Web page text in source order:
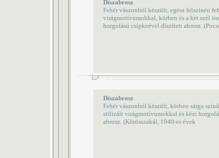
Díszabrosz
Fehér vászonból készült, egész felszínén
virágmotívumokkal, körben és a két szél
horgolású csipkeével díszített abrosz.
Díszabrosz
Fehér vászonból készült, körben sárga
stilizált virágmotívumokkal és kézi
abrosz. (Körösszakál, 1940-es évek